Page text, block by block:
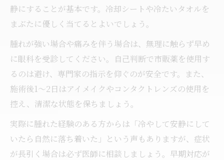
静にすることが基本です。冷却シートや冷たいタオルを
まぶたに優しく当てるとよいでしょう。
腫れが強い場合や痛みを伴う場合は、無理に触らず早め
に眼科を受診してください。自己判断で市販薬を使用す
るのは避け、専門家の指示を仰ぐのが安全です。また、
施術後1～2日はアイメイクやコンタクトレンズの使用を
控え、清潔な状態を保ちましょう。
実際に腫れた経験のある方からは「冷やして安静にして
いたら自然に落ち着いた」という声もありますが、症状
が長引く場合は必ず医師に相談しましょう。早期対応が